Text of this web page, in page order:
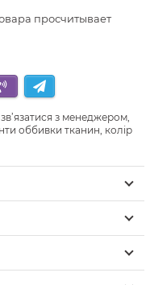
просчитывает
з менеджером,
оббивки тканин, колір